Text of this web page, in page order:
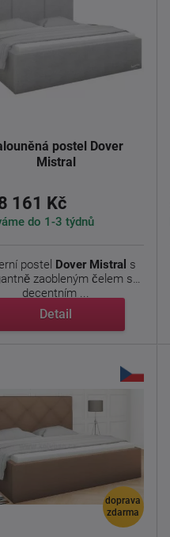
postel Dover
Mistral
161 Kč
do 1-3 týdnů
postel Dover Mistral s
zaobleným čelem s
decentním ...
Detail
doprava
zdarma